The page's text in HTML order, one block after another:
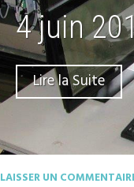
4 juin
Lire la Suite
LAISSER UN